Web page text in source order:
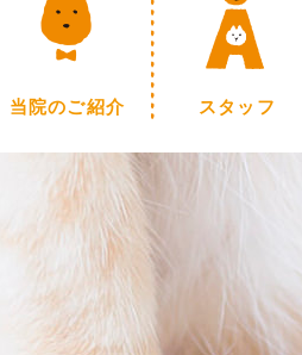
アレルギー・アトピー・皮膚科専門外来／川野浩志先生（完全予約制）
当院のご紹介 スタッフ